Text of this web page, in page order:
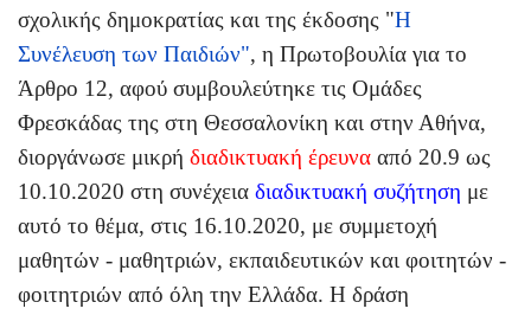
σχολικής δημοκρατίας και της έκδοσης "Η
Συνέλευση των Παιδιών", η Πρωτοβουλία για το
Άρθρο 12, αφού συμβουλεύτηκε τις Ομάδες
Φρεσκάδας της στη Θεσσαλονίκη και στην Αθήνα,
διοργάνωσε μικρή διαδικτυακή έρευνα από 20.9 ως
10.10.2020 στη συνέχεια διαδικτυακή συζήτηση με
αυτό το θέμα, στις 16.10.2020, με συμμετοχή
μαθητών - μαθητριών, εκπαιδευτικών και φοιτητών -
φοιτητριών από όλη την Ελλάδα. Η δράση